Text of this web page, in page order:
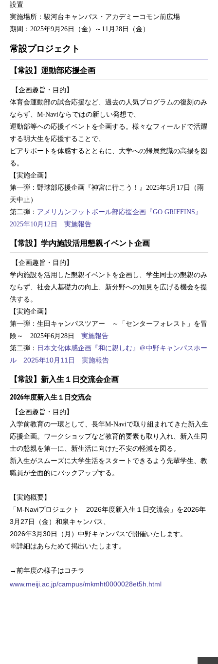
設置
実施場所：駿河台キャンパス・アカデミーコモン前広場
期間：2025年9 月26日（金）～11月28日（金）
常設プロジェクト
【常設】運動部応援企画
【企画趣旨・目的】
体育会運動部の試合応援など、過去の人気プログラムの復刻のみ
ならず、 M-Naviならではの新しい発想で、
運動部等への応援イベントを企画する。様々なフィールドで活躍
する明大生を応援することで、
ピアサポートを体感するとともに、大学への帰属意識の高揚を図
る。
【実施企画】
第一弾：野球部応援企画『神宮に行こう！』2025年5月17日（雨
天中止）
第二弾： アメリカンフットボール部応援企画『GO GRIFFINS』
2025年10月12日
実施報告
【常設】学内施設活用懇親イベント企画
【企画趣旨・目的】
学内施設を活用した懇親イベントを企画し、学生同士の懇親のみ
ならず、社会人基礎力の向上、新分野への知見を広げる機会を提
供する。
【実施企画】
第一弾：生田キャンパスツアー ～「センターフォレスト」を冒
険～ 2025年6月28日 実施報告
第二弾： 日本文化体感企画『和に親しむ』＠中野キャンパスホー
ル 2025年10月11日
実施報告
【常設】新入生１日交流会企画
2026年度新入生１日交流会
【企画趣旨・目的】
入学前教育の一環として、長年M-Naviで取り組まれてきた新入生
応援企画。ワークショップなど教育的要素も取り入れ、新入生同
士の懇親を第一に、新生活に向けた不安の軽減を図る。
新入生がスムーズに大学生活をスタートできるよう先輩学生、教
職員が全面的にバックアップする。
【実施概要】
「M-Naviプロジェクト 2026年度新入生１日交流会」を2026年
3月27日（金）和泉キャンパス、
2026年3月30日（月）中野キャンパスで開催いたします。
※詳細はあらためて掲出いたします。
→前年度の様子はコチラ
www.meiji.ac.jp/campus/mkmht0000028et5h.html